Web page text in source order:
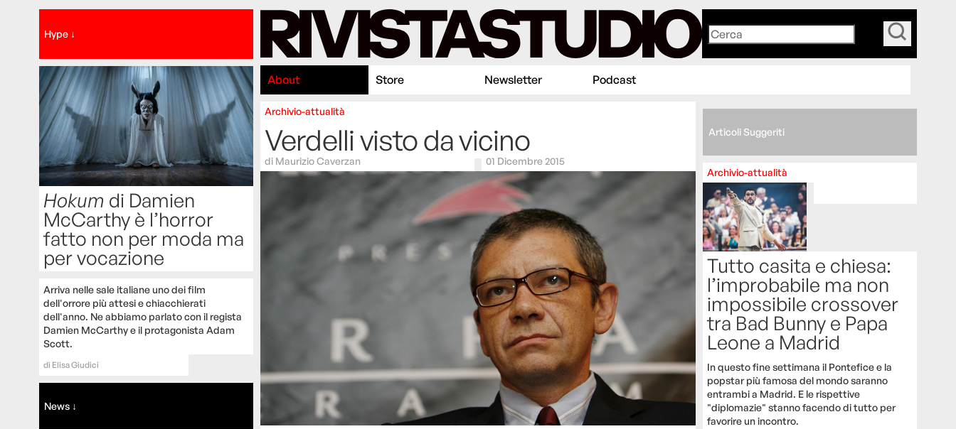
Hype ↓
Hokum di Damien
McCarthy è l’horror
fatto non per moda ma
per vocazione
Arriva nelle sale italiane uno dei film
dell'orrore più attesi e chiacchierati
dell'anno. Ne abbiamo parlato con il regista
Damien McCarthy e il protagonista Adam
Scott.
di Elisa Giudici
News ↓
About Store Newsletter Podcast
Archivio-attualità
Verdelli visto da vicino
di Maurizio Caverzan 01 Dicembre 2015
Articoli Suggeriti
Archivio-attualità
Tutto casita e chiesa:
l’improbabile ma non
impossibile crossover
tra Bad Bunny e Papa
Leone a Madrid
In questo fine settimana il Pontefice e la
popstar più famosa del mondo saranno
entrambi a Madrid. E le rispettive
"diplomazie" stanno facendo di tutto per
favorire un incontro.